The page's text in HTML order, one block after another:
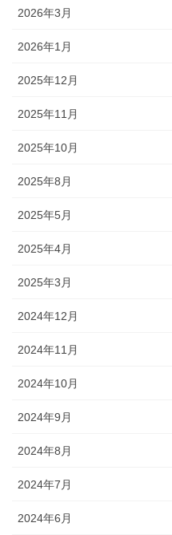
2026年3月
2026年1月
2025年12月
2025年11月
2025年10月
2025年8月
2025年5月
2025年4月
2025年3月
2024年12月
2024年11月
2024年10月
2024年9月
2024年8月
2024年7月
2024年6月